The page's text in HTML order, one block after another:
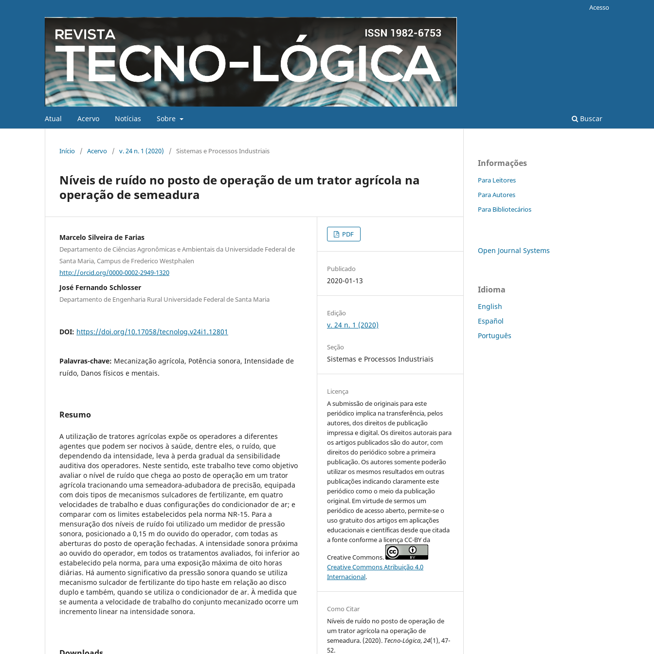
Atual Acervo Notícias Sobre Buscar
Acesso
Início / Acervo / v. 24 n. 1 (2020) / Sistemas e Processos Industriais
Níveis de ruído no posto de operação de um trator agrícola na
operação de semeadura
Marcelo Silveira de Farias
Departamento de Ciências Agronômicas e Ambientais da Universidade Federal de
Santa Maria, Campus de Frederico Westphalen
http://orcid.org/0000-0002-2949-1320
José Fernando Schlosser
Departamento de Engenharia Rural Universidade Federal de Santa Maria
DOI: https://doi.org/10.17058/tecnolog.v24i1.12801
Palavras-chave: Mecanização agrícola, Potência sonora, Intensidade de
ruído, Danos físicos e mentais.
Resumo
A utilização de tratores agrícolas expõe os operadores a diferentes
agentes que podem ser nocivos à saúde, dentre eles, o ruído, que
dependendo da intensidade, leva à perda gradual da sensibilidade
auditiva dos operadores. Neste sentido, este trabalho teve como objetivo
avaliar o nível de ruído que chega ao posto de operação em um trator
agrícola tracionando uma semeadora-adubadora de precisão, equipada
com dois tipos de mecanismos sulcadores de fertilizante, em quatro
velocidades de trabalho e duas configurações do condicionador de ar; e
comparar com os limites estabelecidos pela norma NR-15. Para a
mensuração dos níveis de ruído foi utilizado um medidor de pressão
sonora, posicionado a 0,15 m do ouvido do operador, com todas as
aberturas do posto de operação fechadas. A intensidade sonora próxima
ao ouvido do operador, em todos os tratamentos avaliados, foi inferior ao
estabelecido pela norma, para uma exposição máxima de oito horas
diárias. Há aumento significativo da pressão sonora quando se utiliza
mecanismo sulcador de fertilizante do tipo haste em relação ao disco
duplo e também, quando se utiliza o condicionador de ar. À medida que
se aumenta a velocidade de trabalho do conjunto mecanizado ocorre um
incremento linear na intensidade sonora.
PDF
Publicado
2020-01-13
Edição
v. 24 n. 1 (2020)
Seção
Sistemas e Processos Industriais
Licença
A submissão de originais para este
periódico implica na transferência, pelos
autores, dos direitos de publicação
impressa e digital. Os direitos autorais para
os artigos publicados são do autor, com
direitos do periódico sobre a primeira
publicação. Os autores somente poderão
utilizar os mesmos resultados em outras
publicações indicando claramente este
periódico como o meio da publicação
original. Em virtude de sermos um
periódico de acesso aberto, permite-se o
uso gratuito dos artigos em aplicações
educacionais e científicas desde que citada
a fonte conforme a licença CC-BY da
Creative Commons.
Creative Commons Atribuição 4.0
Internacional.
Como Citar
Níveis de ruído no posto de operação de
um trator agrícola na operação de
semeadura. (2020). Tecno-Lógica,24(1), 47-
52.
Informações
Para Leitores
Para Autores
Para Bibliotecários
Open Journal Systems
Idioma
English
Español
Português